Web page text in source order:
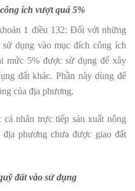
ích vượt quá 5%
1 điều 132: Đối với những
dụng vào mục đích công ích
mức 5% được sử dụng để xây
đất khác. Phần này dùng để
của địa phương.
nhân trực tiếp sản xuất nông
phương chưa được giao đất
đất vào sử dụng